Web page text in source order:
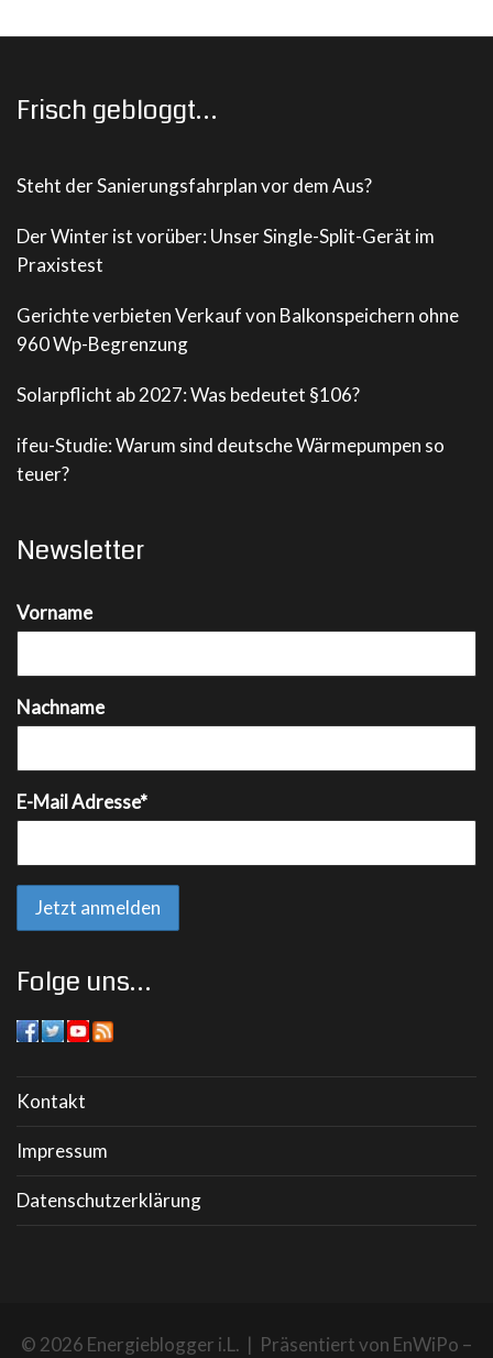
Frisch gebloggt…
Steht der Sanierungsfahrplan vor dem Aus?
Der Winter ist vorüber: Unser Single-Split-Gerät im
Praxistest
Gerichte verbieten Verkauf von Balkonspeichern ohne
960 Wp-Begrenzung
Solarpflicht ab 2027: Was bedeutet §106?
ifeu-Studie: Warum sind deutsche Wärmepumpen so
teuer?
Newsletter
Vorname
Nachname
E-Mail Adresse*
Folge uns…
Kontakt
Impressum
Datenschutzerklärung
© 2026 Energieblogger i.L. | Präsentiert von EnWiPo –